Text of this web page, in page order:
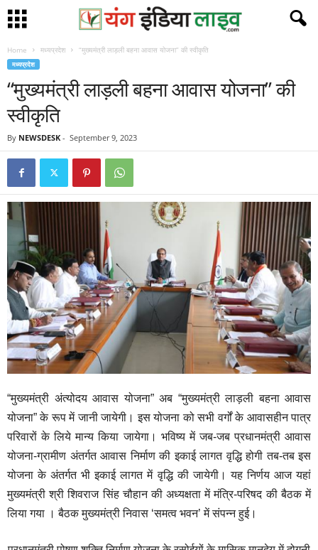
Home मध्यप्रदेश “मुख्यमंत्री लाड़ली बहना आवास योजना” की स्वीकृति
मध्यप्रदेश
“मुख्यमंत्री लाड़ली बहना आवास योजना” की
स्वीकृति
By NEWSDESK - September 9, 2023
“मुख्यमंत्री अंत्योदय आवास योजना” अब “मुख्यमंत्री लाड़ली बहना आवास
योजना” के रूप में जानी जायेगी। इस योजना को सभी वर्गों के आवासहीन पात्र
परिवारों के लिये मान्य किया जायेगा। भविष्य में जब-जब प्रधानमंत्री आवास
योजना-ग्रामीण अंतर्गत आवास निर्माण की इकाई लागत वृद्धि होगी तब-तब इस
योजना के अंतर्गत भी इकाई लागत में वृद्धि की जायेगी। यह निर्णय आज यहां
मुख्यमंत्री श्री शिवराज सिंह चौहान की अध्यक्षता में मंत्रि-परिषद की बैठक में
लिया गया । बैठक मुख्यमंत्री निवास ‘समत्व भवन’ में संपन्न हुई।